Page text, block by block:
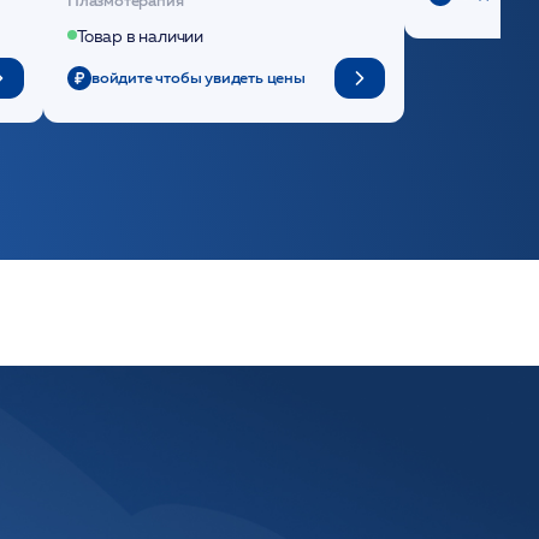
Товар в наличии
войдите чтобы увидеть цены